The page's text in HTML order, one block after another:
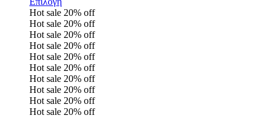
Hot sale 20% off
Hot sale 20% off
Hot sale 20% off
Hot sale 20% off
Hot sale 20% off
Hot sale 20% off
Hot sale 20% off
Hot sale 20% off
Hot sale 20% off
Hot sale 20% off